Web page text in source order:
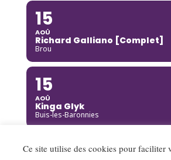
15
AOÛ
Richard Galliano [Complet]
Brou
15
AOÛ
Kinga Glyk
Buis-les-Baronnies
16
Ce site utilise des cookies pour faciliter